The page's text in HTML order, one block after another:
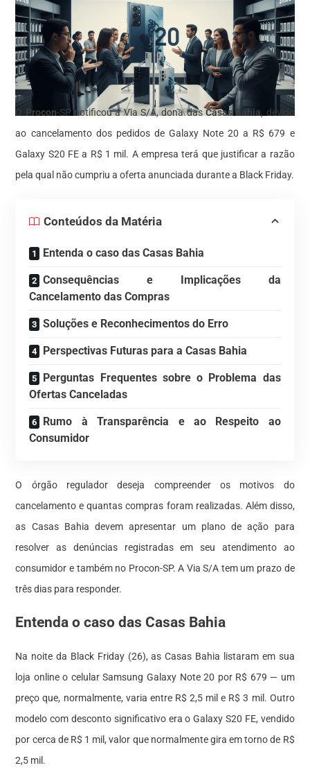
O Procon-SP notificou a Via S/A, dona dasCasas Bahia, devido
ao cancelamento dos pedidos de Galaxy Note 20 a R$ 679 e
Galaxy S20 FE a R$ 1 mil. A empresa terá que justificar a razão
pela qual não cumpriu a oferta anunciada durante a Black Friday.
Conteúdos da Matéria
Entenda o caso das Casas Bahia
Consequências e Implicações da
Cancelamento das Compras
Soluções e Reconhecimentos do Erro
Perspectivas Futuras para a Casas Bahia
Perguntas Frequentes sobre o Problema das
Ofertas Canceladas
Rumo à Transparência e ao Respeito ao
Consumidor
O órgão regulador deseja compreender os motivos do
cancelamento e quantas compras foram realizadas. Além disso,
as Casas Bahia devem apresentar um plano de ação para
resolver as denúncias registradas em seu atendimento ao
consumidor e também no Procon-SP. A Via S/A tem um prazo de
três dias para responder.
Entenda o caso das Casas Bahia
Na noite da Black Friday (26), as Casas Bahia listaram em sua
loja onlineo celular Samsung Galaxy Note 20 por R$ 679 — um
preço que, normalmente, varia entre R$ 2,5 mil e R$ 3 mil. Outro
modelo com desconto significativo era o Galaxy S20 FE, vendido
por cerca de R$ 1 mil, valor que normalmente gira em torno de R$
2,5 mil.